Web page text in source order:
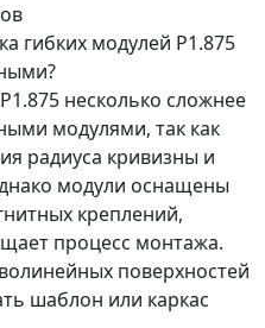
гибких модулей P1.875
несколько сложнее
модулями, так как
радиуса кривизны и
модули оснащены
креплений,
процесс монтажа.
поверхностей
шаблон или каркас